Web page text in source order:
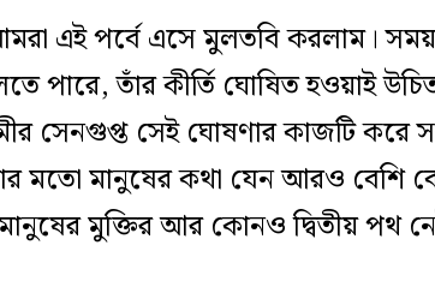
এই পর্বে এসে মুলতবি করলাম।
পারে, তাঁর কীর্তি ঘোষিত হওয়াই
সেনগুপ্ত সেই ঘোষণার কাজটি করে
মতো মানুষের কথা যেন আরও বেশি
মুক্তির আর কোনও দ্বিতীয় পথ